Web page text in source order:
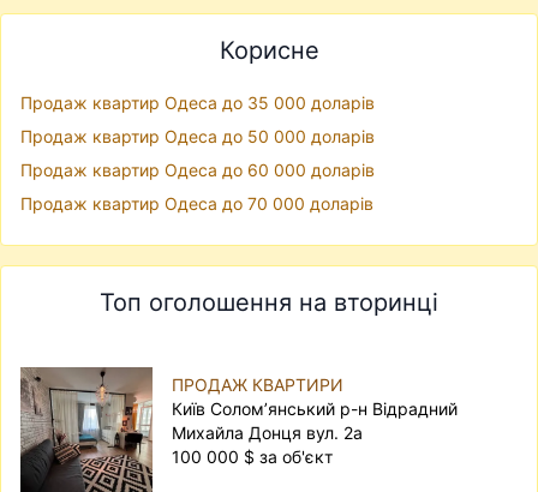
Корисне
Продаж квартир Одеса до 35 000 доларів
Продаж квартир Одеса до 50 000 доларів
Продаж квартир Одеса до 60 000 доларів
Продаж квартир Одеса до 70 000 доларів
Топ оголошення на вторинці
ПРОДАЖ КВАРТИРИ
Київ Солом’янський р-н Відрадний
Михайла Донця вул. 2а
100 000 $ за об'єкт